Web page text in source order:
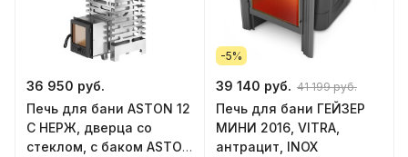
36 950 руб.
Печь для бани ASTON 12
С НЕРЖ, дверца со
стеклом, с баком ASTON
-5%
39 140 руб. 41 199 руб.
Печь для бани ГЕЙЗЕР
МИНИ 2016, VITRA,
антрацит, INOX